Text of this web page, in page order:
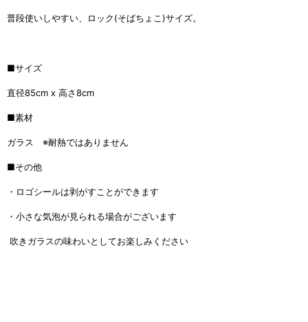
普段使いしやすい、ロック(そばちょこ)サイズ。
■サイズ
直径85cm x 高さ8cm
■素材
ガラス ※耐熱ではありません
■その他
・ロゴシールは剥がすことができます
・小さな気泡が見られる場合がございます
吹きガラスの味わいとしてお楽しみください